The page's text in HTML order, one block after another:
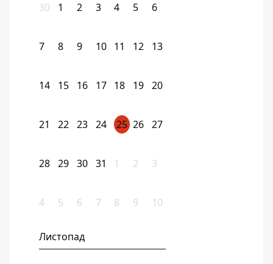
30 1 2 3 4 5 6
7 8 9 10 11 12 13
14 15 16 17 18 19 20
21 22 23 24 25 26 27
28 29 30 31 1 2 3
4 5 6 7 8 9 10
Листопад